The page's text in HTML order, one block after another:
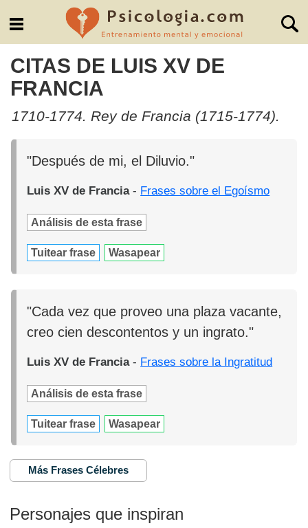
CITAS DE LUIS XV DE
FRANCIA
1710-1774. Rey de Francia (1715-1774).
"Después de mi, el Diluvio."
Luis XV de Francia- Frases sobre el Egoísmo
Análisis de esta frase
Tuitear frase Wasapear
"Cada vez que proveo una plaza vacante,
creo cien descontentos y un ingrato."
Luis XV de Francia- Frases sobre la Ingratitud
Análisis de esta frase
Tuitear frase Wasapear
Más Frases Célebres
Personajes que inspiran